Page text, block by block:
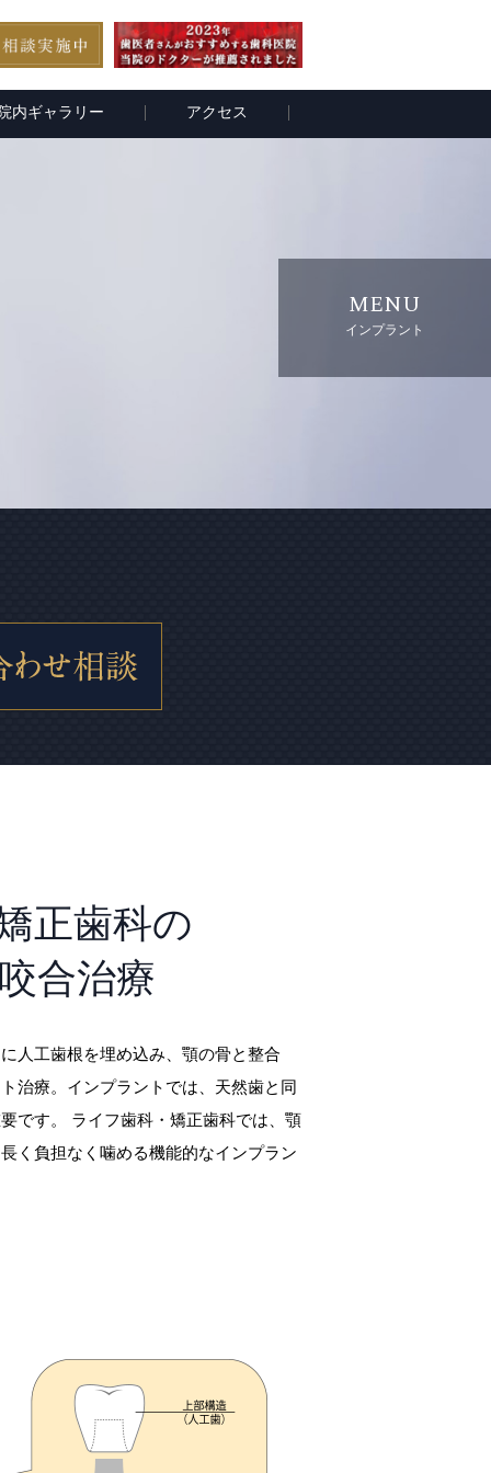
内ギャラリー アクセス
MENU
インプラント
正歯科の
合治療
人工歯根を埋め込み、顎の骨と整合
治療。インプラントでは、天然歯と同
です。 ライフ歯科・矯正歯科では、顎
く負担なく噛める機能的なインプラン